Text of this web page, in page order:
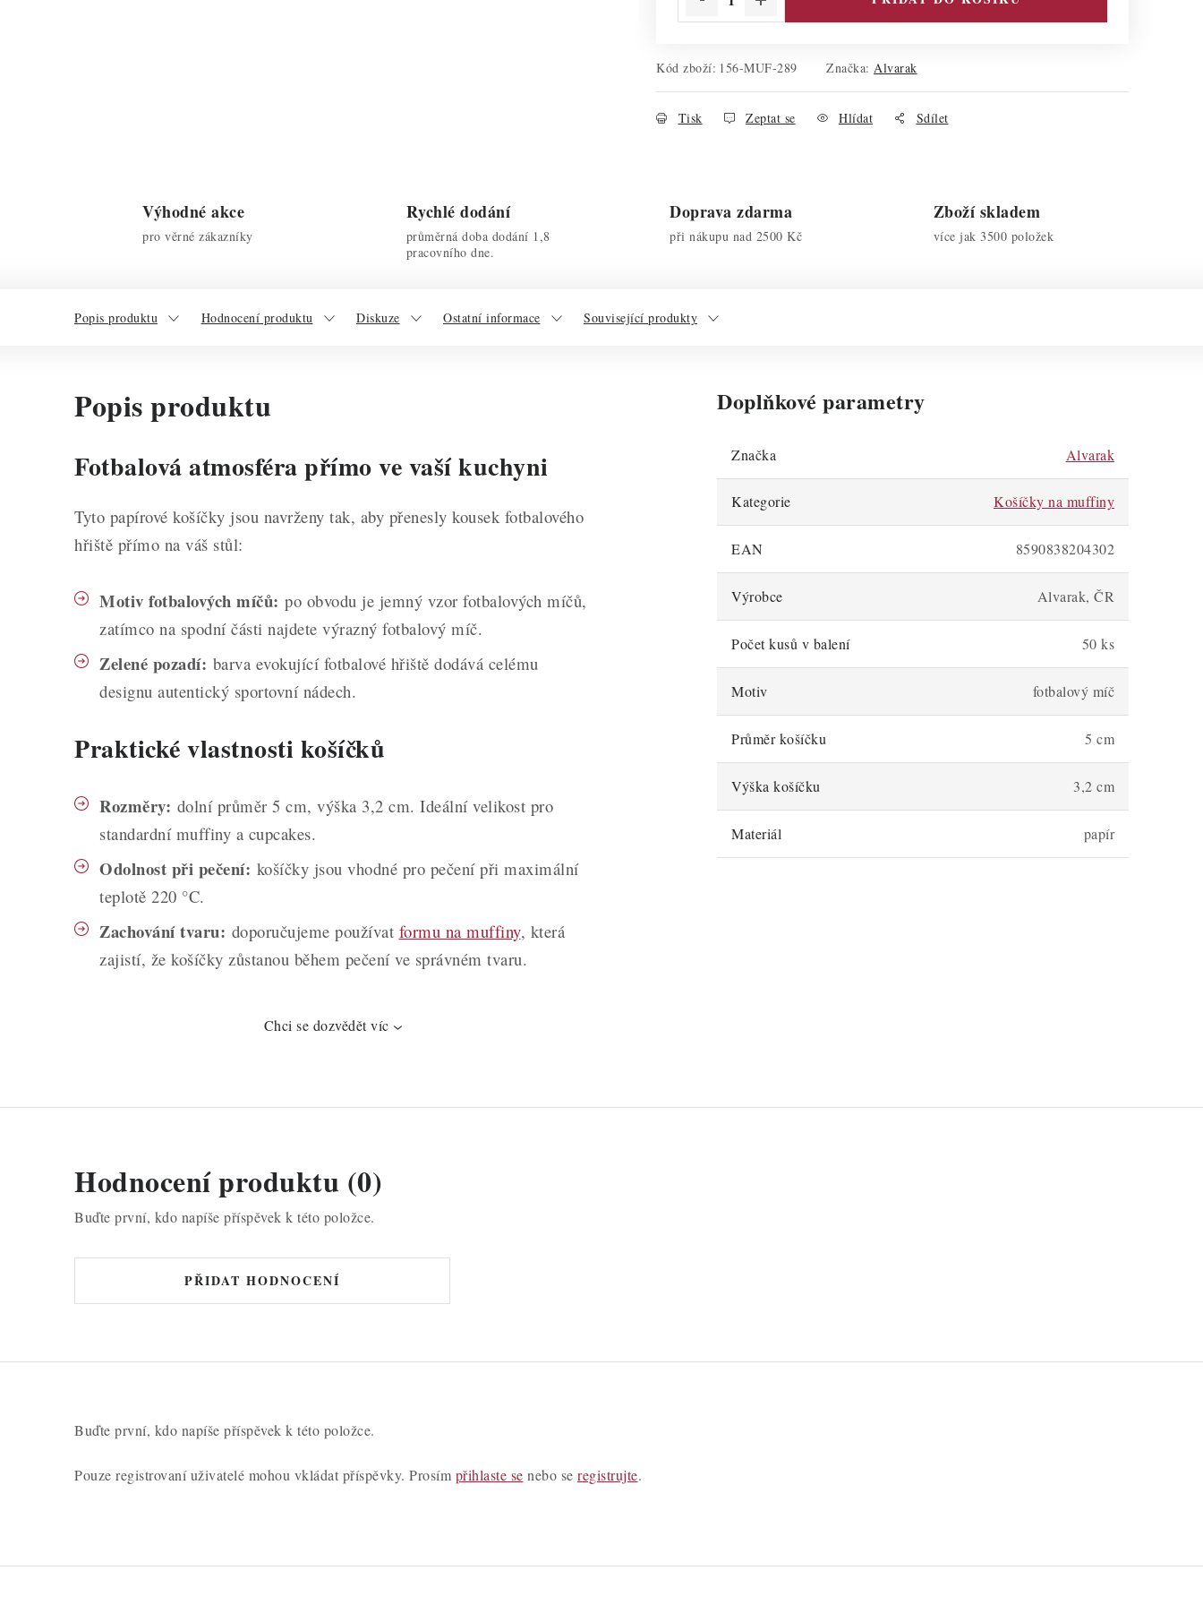
Kód zboží: 156-MUF-289 Značka: Alvarak
Tisk Zeptat se Hlídat Sdílet
Výhodné akce
pro věrné zákazníky
Rychlé dodání
průměrná doba dodání 1,8
pracovního dne.
Doprava zdarma
při nákupu nad 2500 Kč
Zboží skladem
více jak 3500 položek
Popis produktu Hodnocení produktu Diskuze Ostatní informace Související produkty
Popis produktu
Fotbalová atmosféra přímo ve vaší kuchyni
Tyto papírové košíčky jsou navrženy tak, aby přenesly kousek fotbalového
hřiště přímo na váš stůl:
Motiv fotbalových míčů: po obvodu je jemný vzor fotbalových míčů,
zatímco na spodní části najdete výrazný fotbalový míč.
Zelené pozadí: barva evokující fotbalové hřiště dodává celému
designu autentický sportovní nádech.
Praktické vlastnosti košíčků
Rozměry: dolní průměr 5 cm, výška 3,2 cm. Ideální velikost pro
standardní muffiny a cupcakes.
Odolnost při pečení: košíčky jsou vhodné pro pečení při maximální
teplotě 220 °C.
Zachování tvaru: doporučujeme používat formu na muffiny, která
zajistí, že košíčky zůstanou během pečení ve správném tvaru.
Chci se dozvědět víc
Doplňkové parametry
Značka Alvarak
Kategorie Košíčky na muffiny
EAN 8590838204302
Výrobce Alvarak, ČR
Počet kusů v balení 50 ks
Motiv fotbalový míč
Průměr košíčku 5 cm
Výška košíčku 3,2 cm
Materiál papír
Hodnocení produktu (0)
Buďte první, kdo napíše příspěvek k této položce.
PŘIDAT HODNOCENÍ
Buďte první, kdo napíše příspěvek k této položce.
Pouze registrovaní uživatelé mohou vkládat příspěvky. Prosím přihlaste se nebo se registrujte.